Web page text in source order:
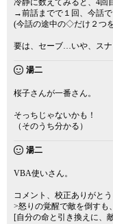
冷静に数えてみると、4回
→前話までで１回、今話
(今話の途中の◇だけ２つ
要は、セーブ…いや、ス
湯二
桜子さんが一番さん。
そっちじゃないかも！
（そのうち分かる）
湯二
VBA使いさん。
コメント、校正ありがとう
>怒りの覚醒で敵を倒すも
[自分の命と引き換えに、